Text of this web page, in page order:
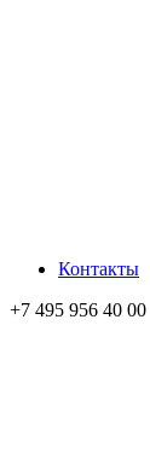
Контакты
+7 495 956 40 00